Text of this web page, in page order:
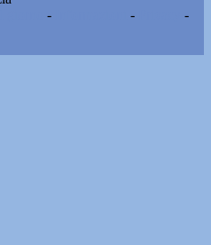
- -
-